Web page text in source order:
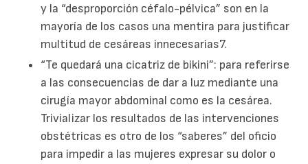
y la “desproporción céfalo-pélvica” son en la
mayoría de los casos una mentira para justificar
multitud de cesáreas innecesarias7.
“Te quedará una cicatriz de bikini”: para referirse
a las consecuencias de dar a luz mediante una
cirugía mayor abdominal como es la cesárea.
Trivializar los resultados de las intervenciones
obstétricas es otro de los “saberes” del oficio
para impedir a las mujeres expresar su dolor o